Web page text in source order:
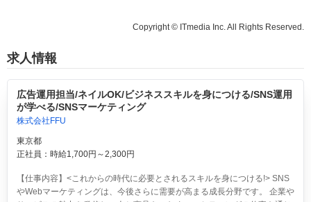
Copyright © ITmedia Inc. All Rights Reserved.
求人情報
広告運用担当/ネイルOK/ビジネススキルを身につける/SNS運用
が学べる/SNSマーケティング
株式会社FFU
東京都
正社員：時給1,700円～2,300円
【仕事内容】<これからの時代に必要とされるスキルを身につける!> SNS
やWebマーケティングは、今後さらに需要が高まる成長分野です。 企業や